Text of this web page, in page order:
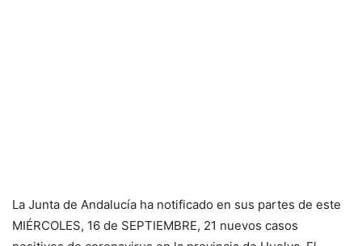
La Junta de Andalucía ha notificado en sus partes de este
MIÉRCOLES, 16 de SEPTIEMBRE, 21 nuevos casos